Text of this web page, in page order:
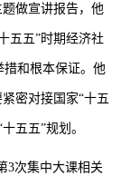
做宣讲报告，他
五五”时期经济社
措和根本保证。他
密对接国家“十五
五五”规划。
3次集中大课相关